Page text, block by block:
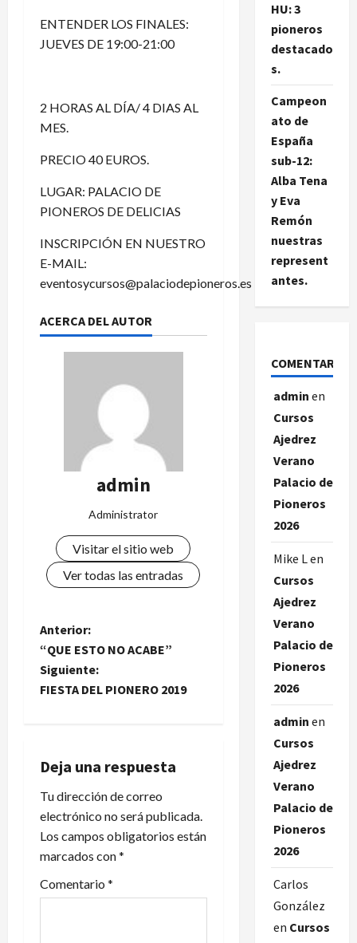
ENTENDER LOS FINALES:
JUEVES DE 19:00-21:00
2 HORAS AL DÍA/ 4 DIAS AL
MES.
PRECIO 40 EUROS.
LUGAR: PALACIO DE
PIONEROS DE DELICIAS
INSCRIPCIÓN EN NUESTRO
E-MAIL:
eventosycursos@palaciodepioneros.es
ACERCA DEL AUTOR
admin
Administrator
Visitar el sitio web
Ver todas las entradas
N
a
v
g
a
c
i
ó
Anterior:
“QUE ESTO NO ACABE”
Siguiente:
FIESTA DEL PIONERO 2019
Deja una respuesta
Tu dirección de correo
electrónico no será publicada.
Los campos obligatorios están
marcados con*
Comentario *
HU: 3
pioneros
destacado
s.
Campeon
ato de
España
sub-12:
Alba Tena
y Eva
Remón
nuestras
represent
antes.
COMENTARIOS
admin en
Cursos
Ajedrez
Verano
Palacio de
Pioneros
2026
Mike Len
Cursos
Ajedrez
Verano
Palacio de
Pioneros
2026
admin en
Cursos
Ajedrez
Verano
Palacio de
Pioneros
2026
Carlos
González
en Cursos